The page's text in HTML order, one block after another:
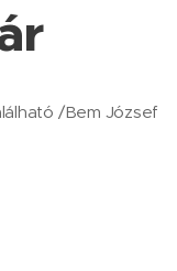
/Bem József